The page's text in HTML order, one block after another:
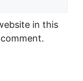
in this